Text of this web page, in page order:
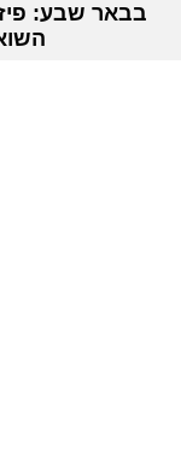
בבאר שבע: